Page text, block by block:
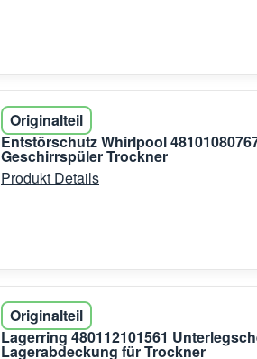
Originalteil
Entstörschutz Whirlpool
Geschirrspüler Trockner
Produkt Details
Originalteil
Lagerring 480112101561
Lagerabdeckung für Trockner